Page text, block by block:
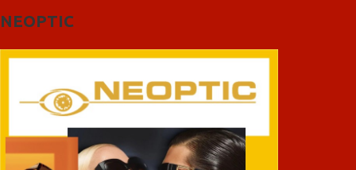
NEOPTIC